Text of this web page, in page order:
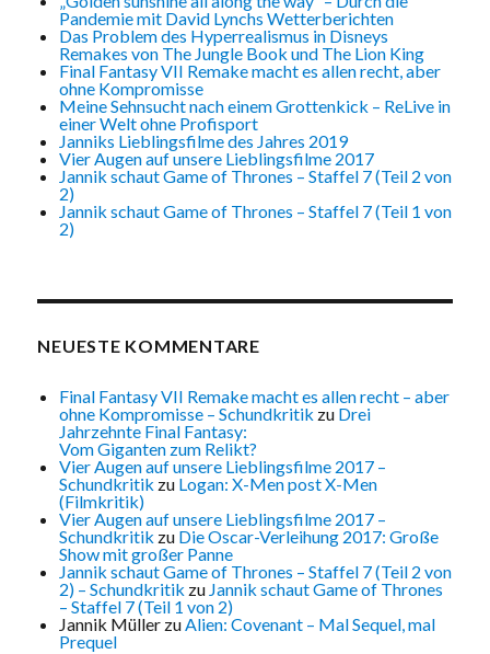
Pandemie mit David Lynchs Wetterberichten
Das Problem des Hyperrealismus in Disneys
Remakes von The Jungle Book und The Lion King
Final Fantasy VII Remake macht es allen recht, aber
ohne Kompromisse
Meine Sehnsucht nach einem Grottenkick – ReLive in
einer Welt ohne Profisport
Janniks Lieblingsfilme des Jahres 2019
Vier Augen auf unsere Lieblingsfilme 2017
Jannik schaut Game of Thrones – Staffel 7 (Teil 2 von
2)
Jannik schaut Game of Thrones – Staffel 7 (Teil 1 von
2)
NEUESTE KOMMENTARE
Final Fantasy VII Remake macht es allen recht – aber
ohne Kompromisse – Schundkritik zu Drei
Jahrzehnte Final Fantasy:
Vom Giganten zum Relikt?
Vier Augen auf unsere Lieblingsfilme 2017 –
Schundkritik zu Logan: X-Men post X-Men
(Filmkritik)
Vier Augen auf unsere Lieblingsfilme 2017 –
Schundkritik zu Die Oscar-Verleihung 2017: Große
Show mit großer Panne
Jannik schaut Game of Thrones – Staffel 7 (Teil 2 von
2) – Schundkritik zu Jannik schaut Game of Thrones
– Staffel 7 (Teil 1 von 2)
Jannik Müller zuAlien: Covenant – Mal Sequel, mal
Prequel